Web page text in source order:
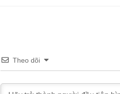
Theo dõi